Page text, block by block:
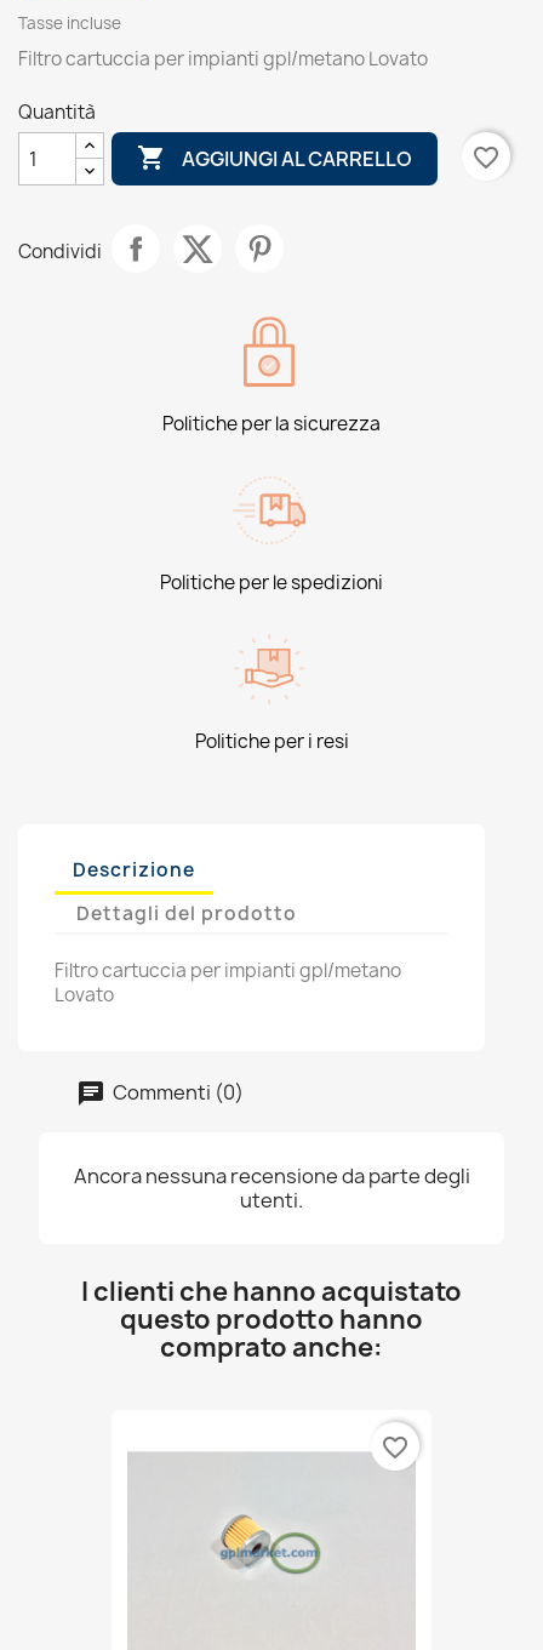
Tasse incluse
Filtro cartuccia per impianti gpl/metano Lovato
Quantità
 AGGIUNGI AL CARRELLO favorite_border
Condividi
Politiche per la sicurezza
Politiche per le spedizioni
Politiche per i resi
Descrizione
Dettagli del prodotto
Filtro cartuccia per impianti gpl/metano
Lovato
Commenti (0)
Ancora nessuna recensione da parte degli
utenti.
I clienti che hanno acquistato
questo prodotto hanno
comprato anche:
favorite_border